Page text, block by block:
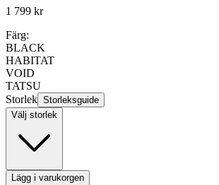
1 799 kr
Färg:
BLACK
HABITAT
VOID
TATSU
Storlek Storleksguide
Välj storlek
Lägg i varukorgen